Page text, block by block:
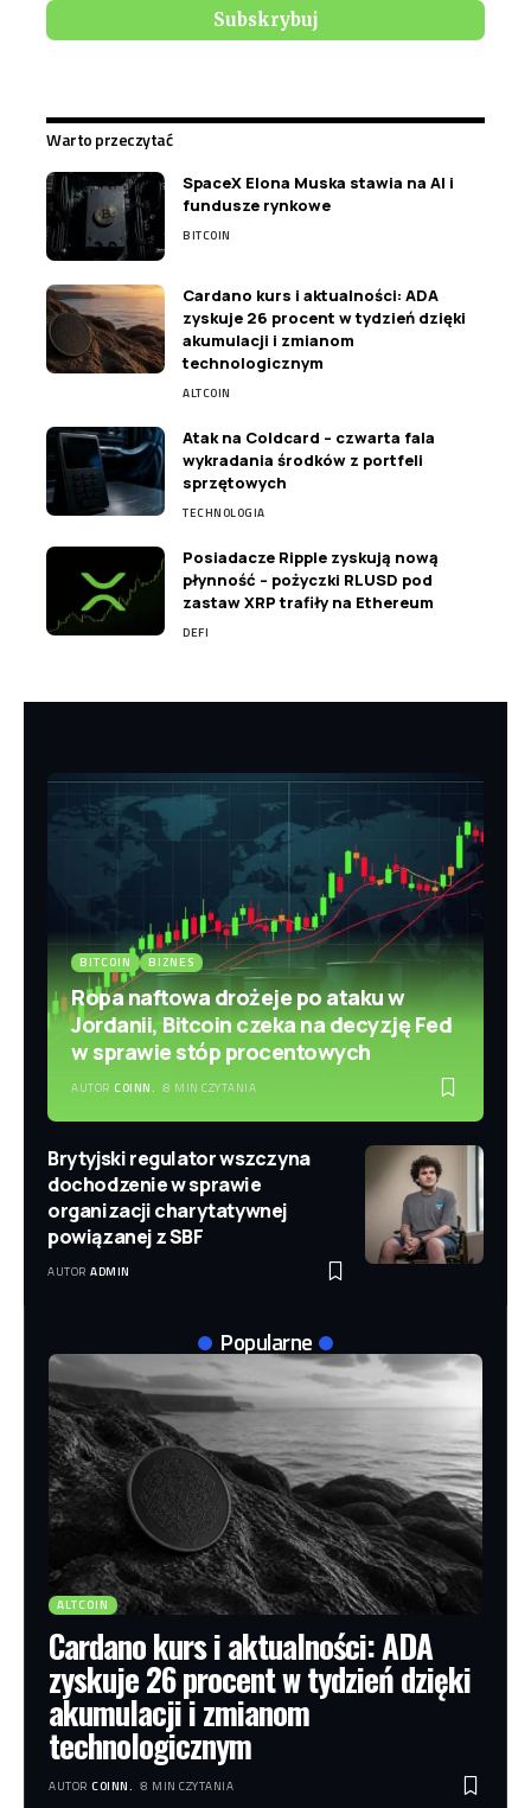
Warto przeczytać
SpaceX Elona Muska stawia na AI i
fundusze rynkowe
BITCOIN
Cardano kurs i aktualności: ADA
zyskuje 26 procent w tydzień dzięki
akumulacji i zmianom
technologicznym
ALTCOIN
Atak na Coldcard – czwarta fala
wykradania środków z portfeli
sprzętowych
TECHNOLOGIA
Posiadacze Ripple zyskują nową
płynność – pożyczki RLUSD pod
zastaw XRP trafiły na Ethereum
DEFI
BITCOIN BIZNES
Ropa naftowa drożeje po ataku w
Jordanii, Bitcoin czeka na decyzję Fed
w sprawie stóp procentowych
AUTOR COINN. 8 MIN CZYTANIA
Brytyjski regulator wszczyna
dochodzenie w sprawie
organizacji charytatywnej
powiązanej z SBF
AUTOR ADMIN
Popularne
ALTCOIN
Cardano kurs i aktualności: ADA
zyskuje 26 procent w tydzień dzięki
akumulacji i zmianom
technologicznym
AUTOR COINN. 8 MIN CZYTANIA